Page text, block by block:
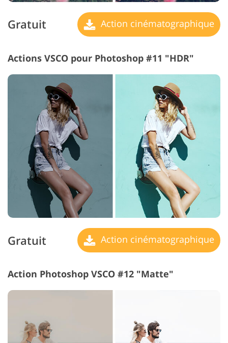
Gratuit Action cinématographique
Actions VSCO pour Photoshop #11 "HDR"
Gratuit Action cinématographique
Action Photoshop VSCO #12 "Matte"